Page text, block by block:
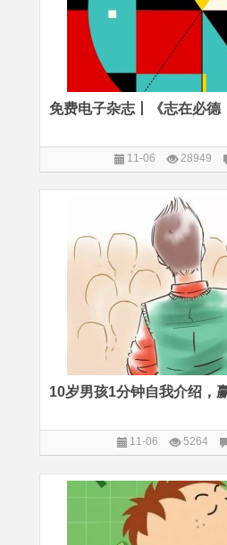
11-06 28949
11-06 5264